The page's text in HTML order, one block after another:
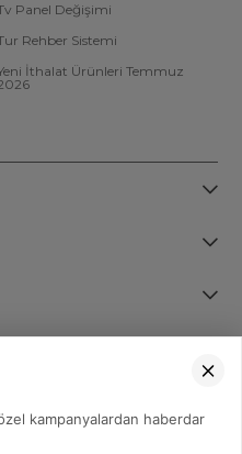
Panel Değişimi
Rehber Sistemi
İthalat Ürünleri Temmuz
08 08
kampanyalardan haberdar